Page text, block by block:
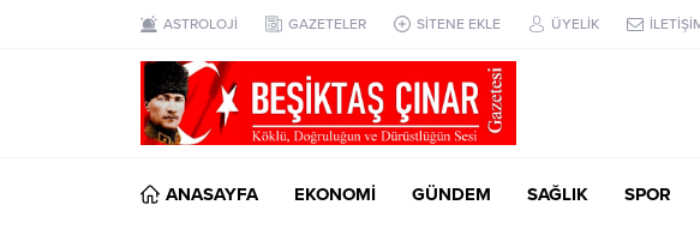
ASTROLOJİ GAZETELER SİTENE EKLE ÜYELİK
ANASAYFA EKONOMİ GÜNDEM SAĞLIK SPOR